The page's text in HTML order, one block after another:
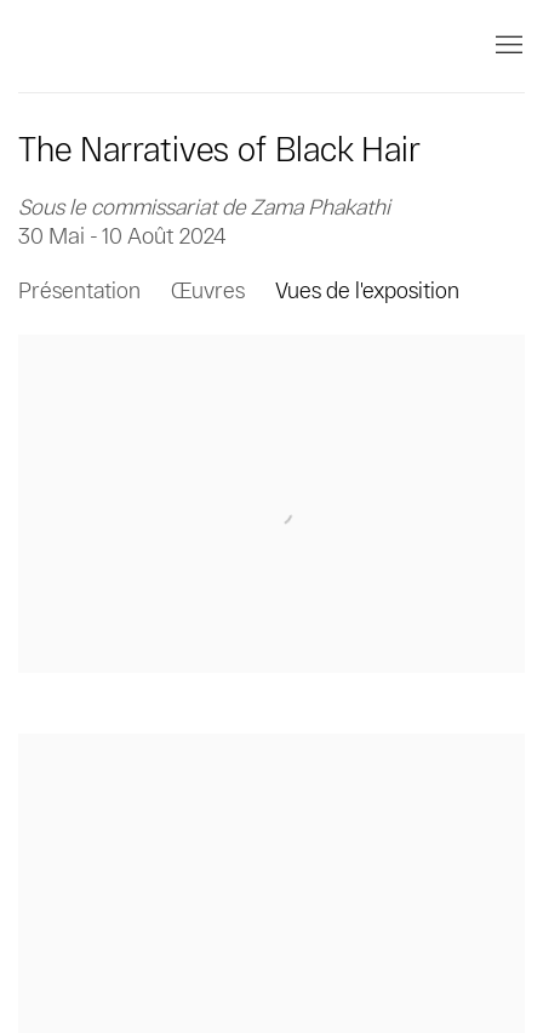
The Narratives of Black Hair
Sous le commissariat de Zama Phakathi
30 Mai - 10 Août 2024
Présentation Œuvres Vues de l'exposition